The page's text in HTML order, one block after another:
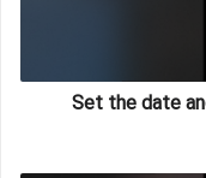
Set the date